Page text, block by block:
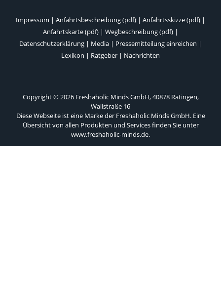
Impressum | Anfahrtsbeschreibung (pdf) | Anfahrtsskizze (pdf) |
Anfahrtskarte (pdf) | Wegbeschreibung (pdf) |
Datenschutzerklärung | Media | Pressemitteilung einreichen |
Lexikon | Ratgeber | Nachrichten
Copyright © 2026 Freshaholic Minds GmbH, 40878 Ratingen,
Wallstraße 16
Diese Webseite ist eine Marke der Freshaholic Minds GmbH. Eine
Übersicht von allen Produkten und Services finden Sie unter
www.freshaholic-minds.de.